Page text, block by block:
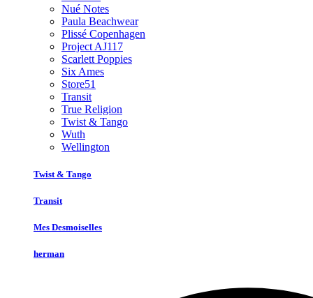
Nué Notes
Paula Beachwear
Plissé Copenhagen
Project AJ117
Scarlett Poppies
Six Ames
Store51
Transit
True Religion
Twist & Tango
Wuth
Wellington
Twist & Tango
Transit
Mes Desmoiselles
herman